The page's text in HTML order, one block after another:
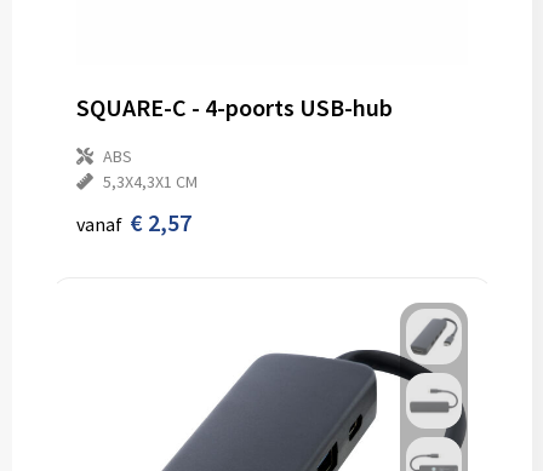
SQUARE-C - 4-poorts USB-hub
ABS
5,3X4,3X1 CM
vanaf € 2,57